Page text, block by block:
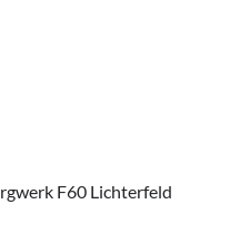
F60 Lichterfeld